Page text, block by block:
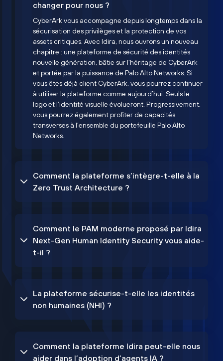
changer pour nous ?
CyberArk vous accompagne depuis longtemps dans la
sécurisation des privilèges et la protection de vos
assets critiques. Avec Idira, nous ouvrons un nouveau
chapitre : une plateforme de sécurité des identités
nouvelle génération, bâtie sur l’héritage de CyberArk
et portée par la puissance de Palo Alto Networks. Si
vous êtes déjà client CyberArk, vous pourrez continuer
à utiliser la plateforme comme aujourd’hui. Seuls le
logo et l’identité visuelle évolueront. Progressivement,
vous pourrez également profiter de capacités
transverses à l’ensemble du portefeuille Palo Alto
Networks.
Comment la plateforme s’intègre-t-elle à la
Zero Trust Architecture ?
Comment le PAM moderne proposé par Idira
Next-Gen Human Identity Security vous aide-
t-il ?
La plateforme sécurise-t-elle les identités
non humaines (NHI) ?
Comment la plateforme Idira peut-elle nous
aider dans l’adoption d’agents IA ?